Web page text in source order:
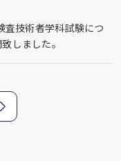
技術者学科試験につ
しました。